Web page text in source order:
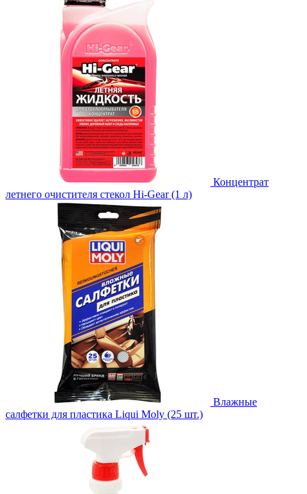
Концентрат
летнего очистителя стекол Hi-Gear (1 л)
Влажные
салфетки для пластика Liqui Moly (25 шт.)